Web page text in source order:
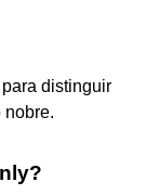
distinguir
nobre.